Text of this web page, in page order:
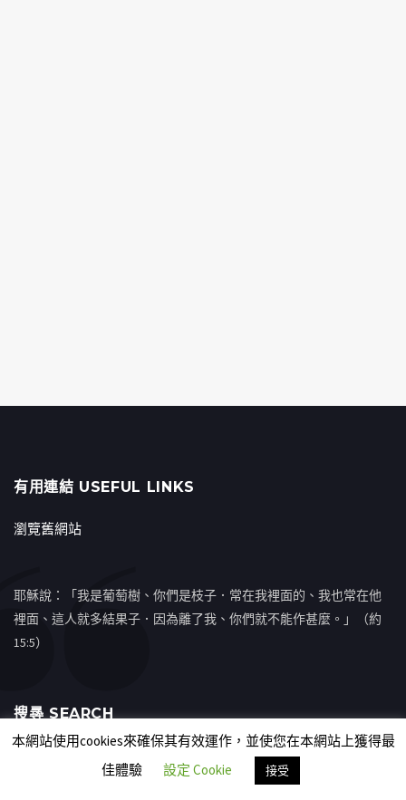
有用連結 USEFUL LINKS
瀏覽舊網站
耶穌說：「我是葡萄樹、你們是枝子．常在我裡面的、我也常在他
裡面、這人就多結果子．因為離了我、你們就不能作甚麼。」（約
15:5）
搜㝷 SEARCH
本網站使用cookies來確保其有效運作，並使您在本網站上獲得最
佳體驗
設定 Cookie 接受